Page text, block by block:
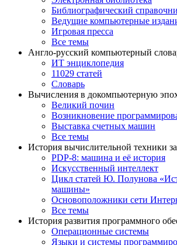
Библиографический
Ведущие компьютерные
Игровая пресса
Все темы
Англо-русский компьютерный
ИТ энциклопедия
11029 статей
Словарь
Вычисления в докомпьютерную
Великий почин
Возникновение
Выставка счетных машин
Все темы
История вычислительной техники
PDP-8: машина и её история
Искусственный интеллект
Цикл статей Ю. Полунова
машины»
Основоположники сети
Все темы
История развития программного
Операционные системы
Языки и системы